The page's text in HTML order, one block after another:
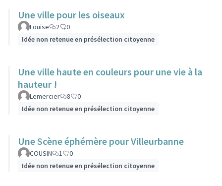
Une ville pour les oiseaux
Louise 2
0
Idée non retenue en présélection citoyenne
Une ville haute en couleurs pour une vie à la
hauteur !
Lemercier 8
0
Idée non retenue en présélection citoyenne
Une Scène éphémère pour Villeurbanne
COUSIN 1
0
Idée non retenue en présélection citoyenne